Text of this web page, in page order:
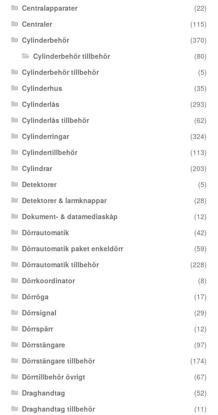
Centralapparater
(22)
Centraler
(115)
Cylinderbehör
(370)
Cylinderbehör tillbehör
(80)
Cylinderbehör tillbehör
(5)
Cylinderhus
(35)
Cylinderlås
(293)
Cylinderlås tillbehör
(62)
Cylinderringar
(324)
Cylindertillbehör
(113)
Cylindrar
(203)
Detektorer
(5)
Detektorer & larmknappar
(28)
Dokument- & datamediaskåp
(12)
Dörrautomatik
(42)
Dörrautomatik paket enkeldörr
(59)
Dörrautomatik tillbehör
(228)
Dörrkoordinator
(8)
Dörröga
(17)
Dörrsignal
(29)
Dörrspärr
(12)
Dörrstängare
(97)
Dörrstängare tillbehör
(174)
Dörrtillbehör övrigt
(67)
Draghandtag
(52)
Draghandtag tillbehör
(11)